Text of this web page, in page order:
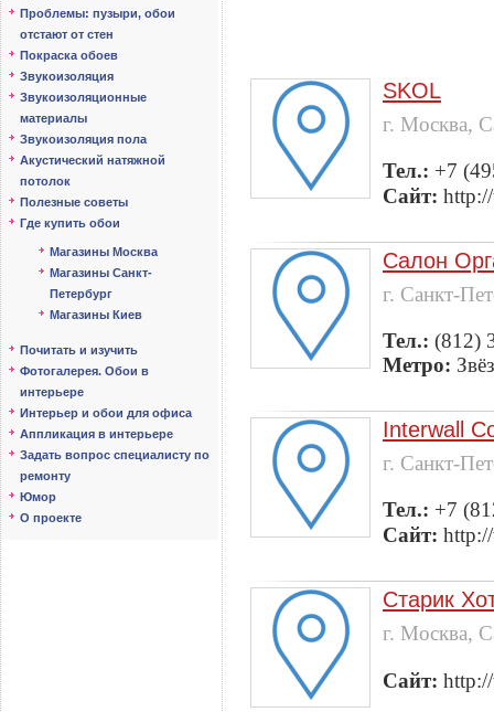
Проблемы: пузыри, обои
отстают от стен
Покраска обоев
Звукоизоляция
Звукоизоляционные
материалы
Звукоизоляция пола
Акустический натяжной
потолок
Полезные советы
Где купить обои
Магазины Москва
Магазины Санкт-
Петербург
Магазины Киев
Почитать и изучить
Фотогалерея. Обои в
интерьере
Интерьер и обои для офиса
Аппликация в интерьере
Задать вопрос специалисту по
ремонту
Юмор
О проекте
SKOL
г. Москва,
Тел.: +7
Сайт:
Салон
г. Санкт-
Тел.: (812)
Метро:
Interwall
г. Санкт-
Тел.: +7
Сайт:
Старик
г. Москва,
Сайт: